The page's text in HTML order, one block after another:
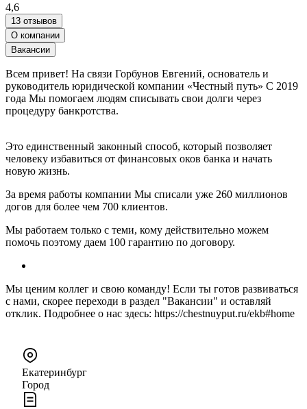
4,6
13 отзывов
О компании
Вакансии
Всем привет! На связи Горбунов Евгений, основатель и
руководитель юридической компании «Честный путь» С 2019
года Мы помогаем людям списывать свои долги через
процедуру банкротства.
Это единственный законный способ, который позволяет
человеку избавиться от финансовых оков банка и начать
новую жизнь.
За время работы компании Мы списали уже 260 миллионов
догов для более чем 700 клиентов.
Мы работаем только с теми, кому действительно можем
помочь поэтому даем 100 гарантию по договору.
Мы ценим коллег и свою команду! Если ты готов развиваться
с нами, скорее переходи в раздел "Вакансии" и оставляй
отклик. Подробнее о нас здесь: https://chestnuyput.ru/ekb#home
Екатеринбург
Город